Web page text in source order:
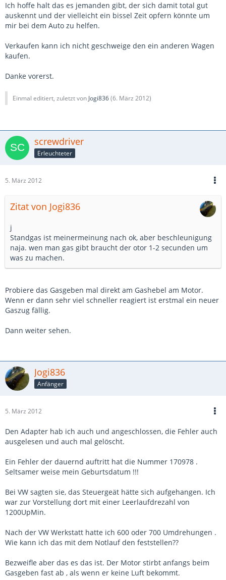
Ich hoffe halt das es jemanden gibt, der sich damit total gut
auskennt und der vielleicht ein bissel Zeit opfern könnte um
mir bei dem Auto zu helfen.
Verkaufen kann ich nicht geschweige den ein anderen Wagen
kaufen.
Danke vorerst.
Einmal editiert, zuletzt von Jogi836(6. März 2012)
screwdriver
Erleuchteter
5. März 2012
Zitat von Jogi836
j
Standgas ist meinermeinung nach ok, aber beschleunigung
naja. wen man gas gibt braucht der otor 1-2 secunden um
was zu machen.
Probiere das Gasgeben mal direkt am Gashebel am Motor.
Wenn er dann sehr viel schneller reagiert ist erstmal ein neuer
Gaszug fällig.
Dann weiter sehen.
Jogi836
Anfänger
5. März 2012
Den Adapter hab ich auch und angeschlossen, die Fehler auch
ausgelesen und auch mal gelöscht.
Ein Fehler der dauernd auftritt hat die Nummer 170978 .
Seltsamer weise mein Geburtsdatum !!!
Bei VW sagten sie, das Steuergeät hätte sich aufgehangen. Ich
war zur Vorstellung dort mit einer Leerlaufdrezahl von
1200UpMin.
Nach der VW Werkstatt hatte ich 600 oder 700 Umdrehungen .
Wie kann ich das mit dem Notlauf den feststellen??
Bezweifle aber das es das ist. Der Motor stirbt anfangs beim
Gasgeben fast ab , als wenn er keine Luft bekommt.